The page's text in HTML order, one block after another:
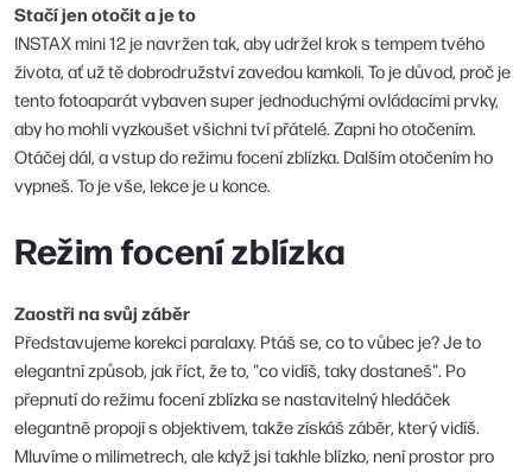
Stačí jen otočit a je to
INSTAX mini 12 je navržen tak, aby udržel krok s tempem tvého
života, ať už tě dobrodružství zavedou kamkoli. To je důvod, proč je
tento fotoaparát vybaven super jednoduchými ovládacími prvky,
aby ho mohli vyzkoušet všichni tví přátelé. Zapni ho otočením.
Otáčej dál, a vstup do režimu focení zblízka. Dalším otočením ho
vypneš. To je vše, lekce je u konce.
Režim focení zblízka
Zaostři na svůj záběr
Představujeme korekci paralaxy. Ptáš se, co to vůbec je? Je to
elegantní způsob, jak říct, že to, "co vidíš, taky dostaneš". Po
přepnutí do režimu focení zblízka se nastavitelný hledáček
elegantně propojí s objektivem, takže získáš záběr, který vidíš.
Mluvíme o milimetrech, ale když jsi takhle blízko, není prostor pro